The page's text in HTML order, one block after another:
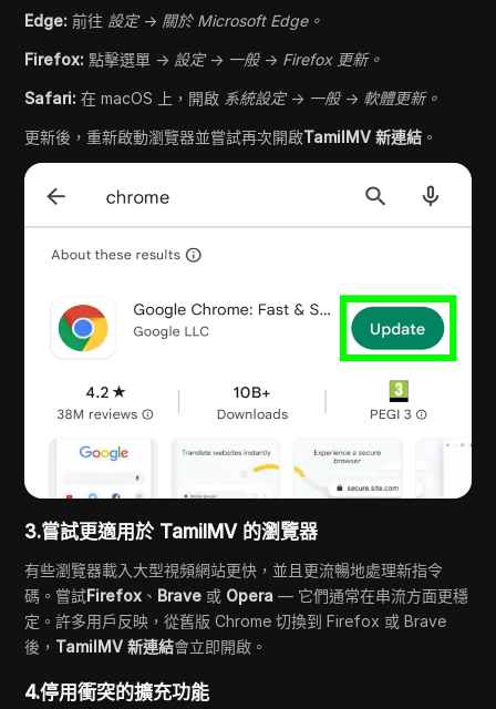
Edge: 前往 設定→ 關於 Microsoft Edge。
Firefox: 點擊選單 → 設定→ 一般→ Firefox 更新。
Safari: 在 macOS 上，開啟 系統設定→ 一般→ 軟體更新。
更新後，重新啟動瀏覽器並嘗試再次開啟TamilMV 新連結 。
3.嘗試更適用於 TamilMV 的瀏覽器
有些瀏覽器載入大型視頻網站更快，並且更流暢地處理新指令
碼。嘗試Firefox 、 Brave 或 Opera — 它們通常在串流方面更穩
定。許多用戶反映，從舊版 Chrome 切換到 Firefox 或 Brave
後， TamilMV 新連結會立即開啟。
4.停用衝突的擴充功能